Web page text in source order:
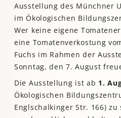
Ausstellung des Münchner
im Ökologischen
Wer keine eigene
eine Tomatenverkostung
Fuchs im Rahmen der
Sonntag, den 7. August
Die Ausstellung ist ab 1.
Ökologischen
Englschalkinger Str. 166)